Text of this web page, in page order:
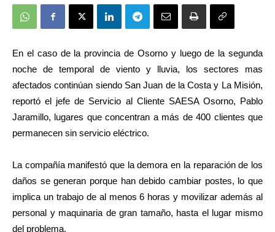
En el caso de la provincia de Osorno y luego de la segunda
noche de temporal de viento y lluvia, los sectores mas
afectados continúan siendo San Juan de la Costa y La Misión,
reportóel jefe de Servicio al Cliente SAESA Osorno, Pablo
Jaramillo, lugares que concentran a más de 400 clientes que
permanecen sin servicio eléctrico.
La compañía manifestó que la demora en la reparación de los
daños se generan porque han debido cambiar postes, lo que
implica un trabajo de al menos 6 horas y movilizar además al
personal y maquinaria de gran tamaño, hasta el lugar mismo
del problema.